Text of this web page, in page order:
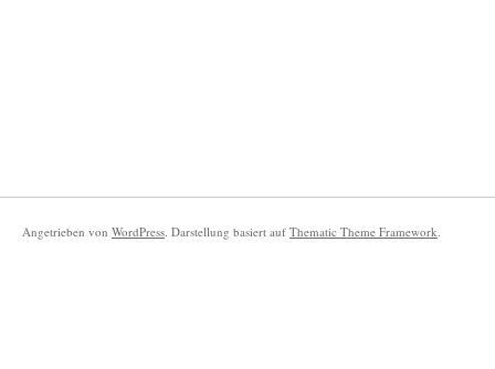
Angetrieben von WordPress . Darstellung basiert auf Thematic Theme Framework